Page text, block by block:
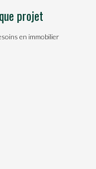
projet
en immobilier